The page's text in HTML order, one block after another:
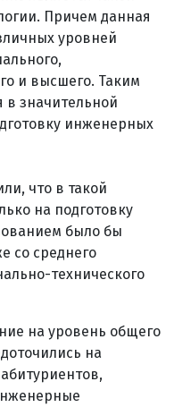
Причем данная
уровней
и высшего. Таким
в значительной
инженерных
что в такой
на подготовку
было бы
со среднего
технического
на уровень общего
на